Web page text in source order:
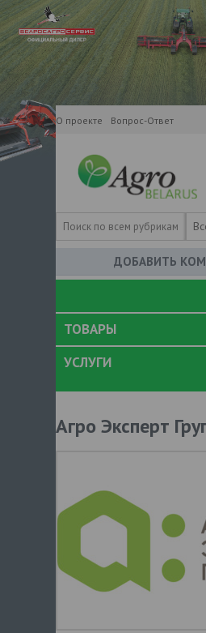
О проекте Вопрос-Ответ
ДОБАВИТЬ
ТОВАРЫ
УСЛУГИ
Агро Эксперт